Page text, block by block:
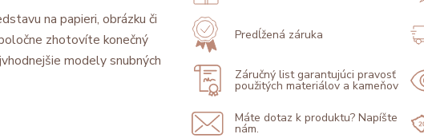
na papieri, obrázku či
zhotovíte konečný
modely snubných
Predĺžená záruka
Záručný list garantujúci pravosť
použitých materiálov a kameňov
Máte dotaz k produktu? Napíšte
nám.